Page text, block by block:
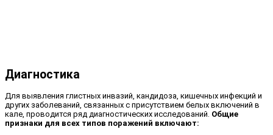
Диагностика
Для выявления глистных инвазий, кандидоза, кишечных инфекций и
других заболеваний, связанных с присутствием белых включений в
кале, проводится ряд диагностических исследований. Общие
признаки для всех типов поражений включают: